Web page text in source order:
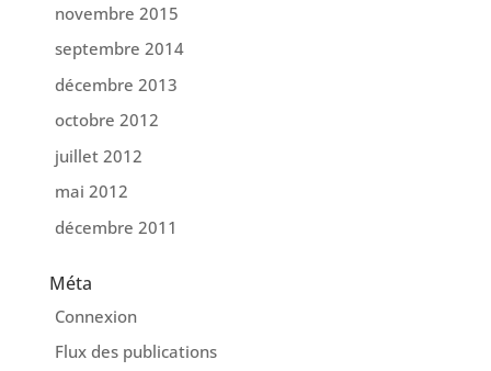
novembre 2015
septembre 2014
décembre 2013
octobre 2012
juillet 2012
mai 2012
décembre 2011
Méta
Connexion
Flux des publications